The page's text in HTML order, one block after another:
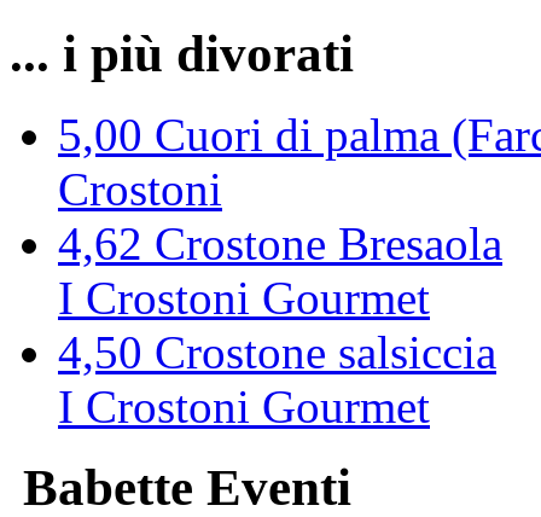
... i più divorati
5,00 Cuori di palma
Crostoni
4,62 Crostone Bresaola
I Crostoni Gourmet
4,50 Crostone salsiccia
I Crostoni Gourmet
Babette Eventi